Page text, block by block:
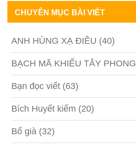
CHUYÊN MỤC BÀI VIẾT
ANH HÙNG XẠ ĐIÊU (40)
BẠCH MÃ KHIẾU TÂY PHONG
Bạn đọc viết (63)
Bích Huyết kiếm (20)
Bố già (32)